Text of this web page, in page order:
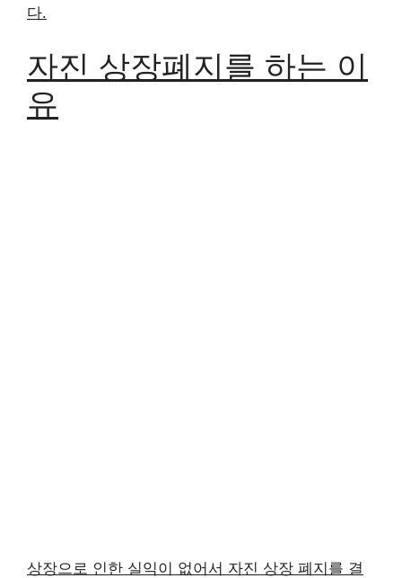
다.
자진 상장폐지를 하는 이
유
상장으로 인한 실익이 없어서 자진 상장 폐지를 결